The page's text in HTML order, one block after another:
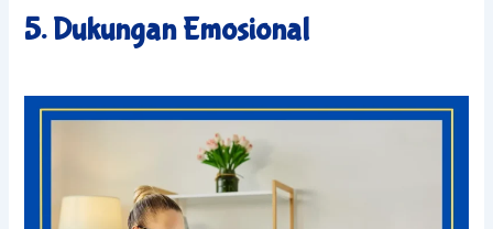
5. Dukungan Emosional